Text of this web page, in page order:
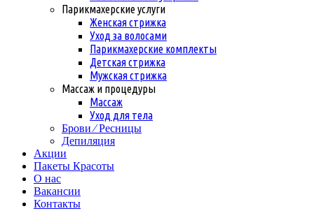
Парикмахерские услуги
Женская стрижка
Уход за волосами
Парикмахерские комплекты
Детская стрижка
Мужская стрижка
Массаж и процедуры
Массаж
Уход для тела
Брови ⁄ Ресницы
Депиляция
Акции
Пакеты Красоты
О нас
Вакансии
Контакты